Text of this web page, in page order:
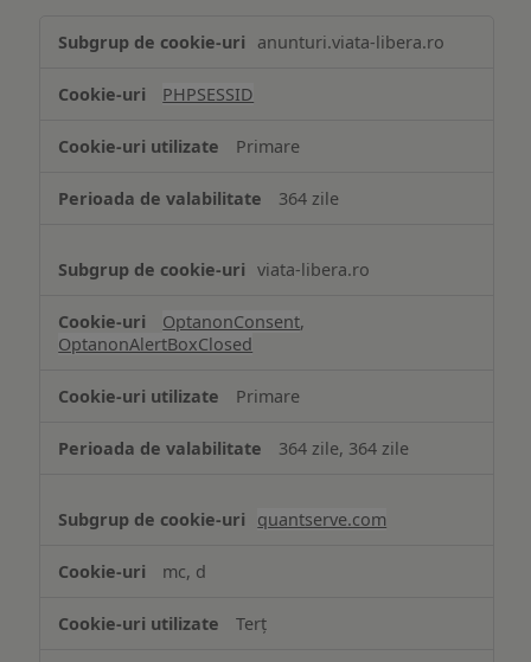
de
Cookie
necesare
anunturi.viata-libera.ro
PHPSESSID
Primare
364 zile
viata-libera.ro
OptanonConsent,
OptanonAlertBoxClosed
Primare
364 zile, 364 zile
quantserve.com
mc, d
Terț